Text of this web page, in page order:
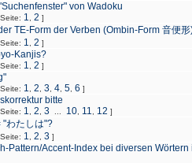
von Wadoku
1 2 ]
TE-Form der Verben (Ombin-Form 音便形
1 2 ]
Kanjis?
1 2 ]
1 2 3 4 5 6 ]
bitte
1 2 3 10 11 12 ]
"わたしは"?
1 2 3 ]
Pattern/Accent-Index bei diversen